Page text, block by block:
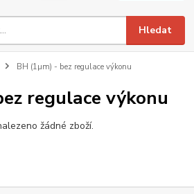
Hledat
BH (1µm) - bez regulace výkonu
regulace výkonu
žádné zboží.